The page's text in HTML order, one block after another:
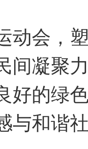
动会，
间凝聚
好的绿
与和谐